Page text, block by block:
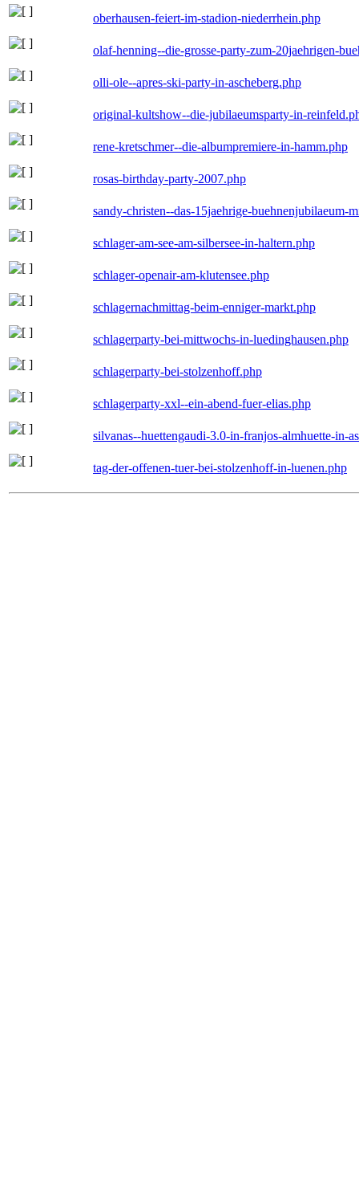
oberhausen-feiert-im-stadion-niederrhein.php
olaf-henning--die-grosse-party-zum-20jaehrigen-
olli-ole--apres-ski-party-in-ascheberg.php
original-kultshow--die-jubilaeumsparty-in-
rene-kretschmer--die-albumpremiere-in-hamm.php
rosas-birthday-party-2007.php
sandy-christen--das-15jaehrige-buehnenjubilaeum-
schlager-am-see-am-silbersee-in-haltern.php
schlager-openair-am-klutensee.php
schlagernachmittag-beim-enniger-markt.php
schlagerparty-bei-mittwochs-in-luedinghausen.php
schlagerparty-bei-stolzenhoff.php
schlagerparty-xxl--ein-abend-fuer-elias.php
silvanas--huettengaudi-3.0-in-franjos-almhuette-in-
tag-der-offenen-tuer-bei-stolzenhoff-in-luenen.php